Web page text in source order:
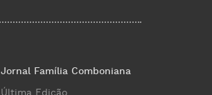
Jornal Família Comboniana